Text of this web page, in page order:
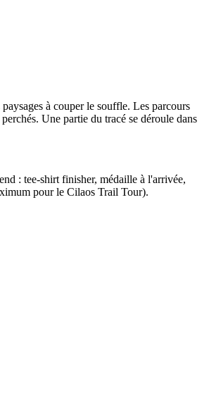
à couper le souffle. Les parcours
Une partie du tracé se déroule dans
: tee-shirt finisher, médaille à l'arrivée,
pour le Cilaos Trail Tour).